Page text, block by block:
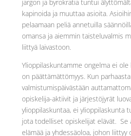
jargon ja byrokratia tuntui
kapinoida ja muuttaa asioita.
pelaamaan peliä annetuilla
omansa ja aiemmin taisteluvalmis
liittyä laivastoon.
Ylioppilaskuntamme ongelma ei
on päättämättömyys. Kun parhaasta
valmistumispäivästään
opiskelija-aktiivit ja järjestöjyrät
ylioppilaskuntaa, ei ylioppilaskunta
jota todelliset opiskelijat elävät. Se
elämää ja yhdessäoloa, johon